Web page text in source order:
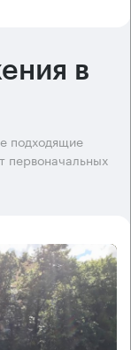
в
подходящие
первоначальных